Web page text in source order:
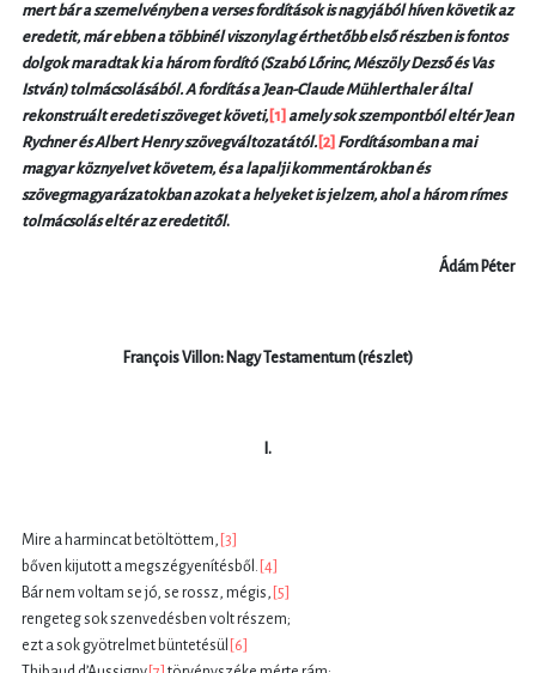
mert bár a szemelvényben a verses fordítások is nagyjából híven követik az
eredetit, már ebben a többinél viszonylag érthetőbb első részben is fontos
dolgok maradtak ki a három fordító (Szabó Lőrinc, Mészöly Dezső és Vas
István) tolmácsolásából. A fordítás a Jean-Claude Mühlerthaler által
rekonstruált eredeti szöveget követi, [1] amely sok szempontból eltér Jean
Rychner és Albert Henry szövegváltozatától. [2] Fordításomban a mai
magyar köznyelvet követem, és a lapalji kommentárokban és
szövegmagyarázatokban azokat a helyeket is jelzem, ahol a három rímes
tolmácsolás eltér az eredetitől.
Ádám Péter
François Villon: Nagy Testamentum (részlet)
I.
Mire a harmincat betöltöttem, [3]
bőven kijutott a megszégyenítésből. [4]
Bár nem voltam se jó, se rossz, mégis, [5]
rengeteg sok szenvedésben volt részem;
ezt a sok gyötrelmet büntetésül [6]